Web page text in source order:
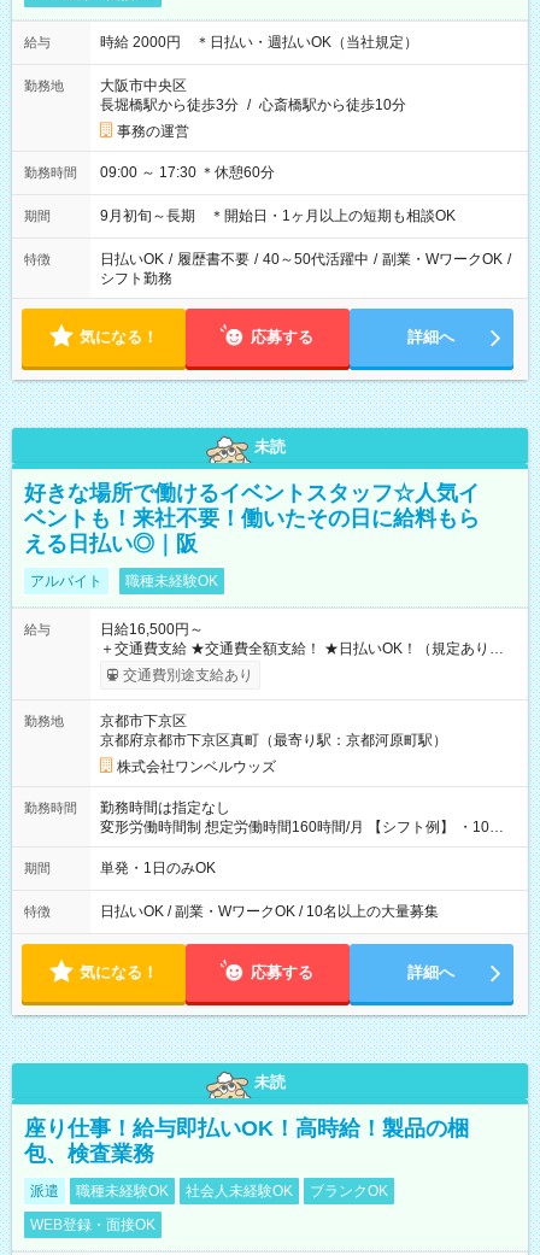
給与 時給 2000円 ＊日払い・週払いOK（当社規定）
勤務地
大阪市中央区
長堀橋駅から徒歩3分 / 心斎橋駅から徒歩10分
事務の運営
勤務時間 09:00 ～ 17:30 ＊休憩60分
期間 9月初旬～長期 ＊開始日・1ヶ月以上の短期も相談OK
特徴 日払いOK / 履歴書不要 / 40～50代活躍中 / 副業・WワークOK /
シフト勤務
気になる！ 応募する 詳細へ
未読
好きな場所で働けるイベントスタッフ☆人気イ
ベントも！来社不要！働いたその日に給料もら
える日払い◎｜阪
アルバイト 職種未経験OK
給与
日給16,500円～
＋交通費支給 ★交通費全額支給！ ★日払いOK！（規定あり） ┗
働いたその日に現金GET♪ お仕事後はコンビニATMから 日払
交通費別途支給あり
勤務地
京都市下京区
京都府京都市下京区真町（最寄り駅：京都河原町駅）
株式会社ワンベルウッズ
勤務時間
勤務時間は指定なし
変形労働時間制 想定労働時間160時間/月 【シフト例】 ・10：
00～20：00
期間 単発・1日のみOK
特徴 日払いOK / 副業・WワークOK / 10名以上の大量募集
気になる！ 応募する 詳細へ
未読
座り仕事！給与即払いOK！高時給！製品の梱
包、検査業務
派遣 職種未経験OK 社会人未経験OK
ブランクOK
WEB登録・面接OK